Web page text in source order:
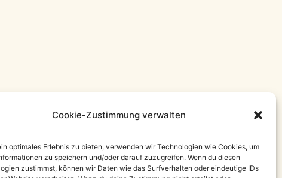
Cookie-Zustimmung verwalten
optimales Erlebnis zu bieten, verwenden wir Technologien wie Cookies, um
zu speichern und/oder darauf zuzugreifen. Wenn du diesen
zustimmst, können wir Daten wie das Surfverhalten oder eindeutige IDs